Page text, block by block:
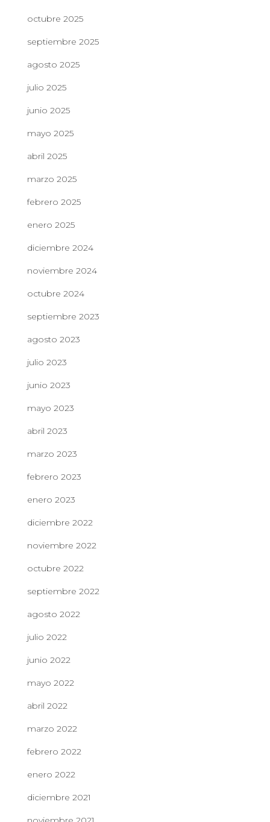
octubre 2025
septiembre 2025
agosto 2025
julio 2025
junio 2025
mayo 2025
abril 2025
marzo 2025
febrero 2025
enero 2025
diciembre 2024
noviembre 2024
octubre 2024
septiembre 2023
agosto 2023
julio 2023
junio 2023
mayo 2023
abril 2023
marzo 2023
febrero 2023
enero 2023
diciembre 2022
noviembre 2022
octubre 2022
septiembre 2022
agosto 2022
julio 2022
junio 2022
mayo 2022
abril 2022
marzo 2022
febrero 2022
enero 2022
diciembre 2021